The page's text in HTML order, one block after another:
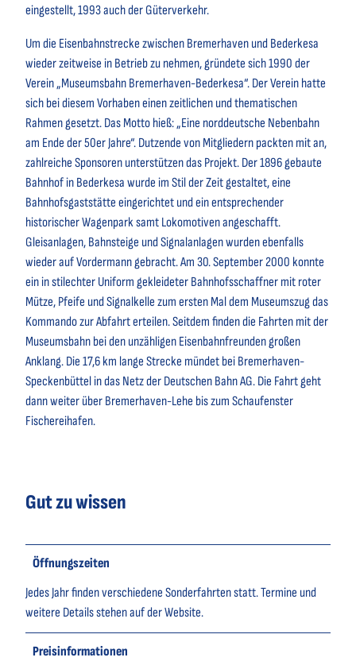
eingestellt, 1993 auch der Güterverkehr.
Um die Eisenbahnstrecke zwischen Bremerhaven und Bederkesa
wieder zeitweise in Betrieb zu nehmen, gründete sich 1990 der
Verein „Museumsbahn Bremerhaven-Bederkesa“. Der Verein hatte
sich bei diesem Vorhaben einen zeitlichen und thematischen
Rahmen gesetzt. Das Motto hieß: „Eine norddeutsche Nebenbahn
am Ende der 50er Jahre“. Dutzende von Mitgliedern packten mit an,
zahlreiche Sponsoren unterstützen das Projekt. Der 1896 gebaute
Bahnhof in Bederkesa wurde im Stil der Zeit gestaltet, eine
Bahnhofsgaststätte eingerichtet und ein entsprechender
historischer Wagenpark samt Lokomotiven angeschafft.
Gleisanlagen, Bahnsteige und Signalanlagen wurden ebenfalls
wieder auf Vordermann gebracht. Am 30. September 2000 konnte
ein in stilechter Uniform gekleideter Bahnhofsschaffner mit roter
Mütze, Pfeife und Signalkelle zum ersten Mal dem Museumszug das
Kommando zur Abfahrt erteilen. Seitdem finden die Fahrten mit der
Museumsbahn bei den unzähligen Eisenbahnfreunden großen
Anklang. Die 17,6 km lange Strecke mündet bei Bremerhaven-
Speckenbüttel in das Netz der Deutschen Bahn AG. Die Fahrt geht
dann weiter über Bremerhaven-Lehe bis zum Schaufenster
Fischereihafen.
Gut zu wissen
Öffnungszeiten
Jedes Jahr finden verschiedene Sonderfahrten statt. Termine und
weitere Details stehen auf der Website.
Preisinformationen